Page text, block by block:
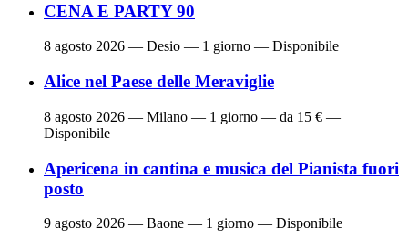
CENA E PARTY 90
8 agosto 2026 — Desio — 1 giorno — Disponibile
Alice nel Paese delle Meraviglie
8 agosto 2026 — Milano — 1 giorno — da 15 € —
Disponibile
Apericena in cantina e musica del Pianista fuori
posto
9 agosto 2026 — Baone — 1 giorno — Disponibile